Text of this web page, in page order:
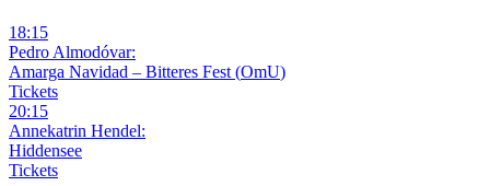
18:15
Pedro Almodóvar:
Amarga Navidad – Bitteres Fest (OmU)
Tickets
20:15
Annekatrin Hendel:
Hiddensee
Tickets